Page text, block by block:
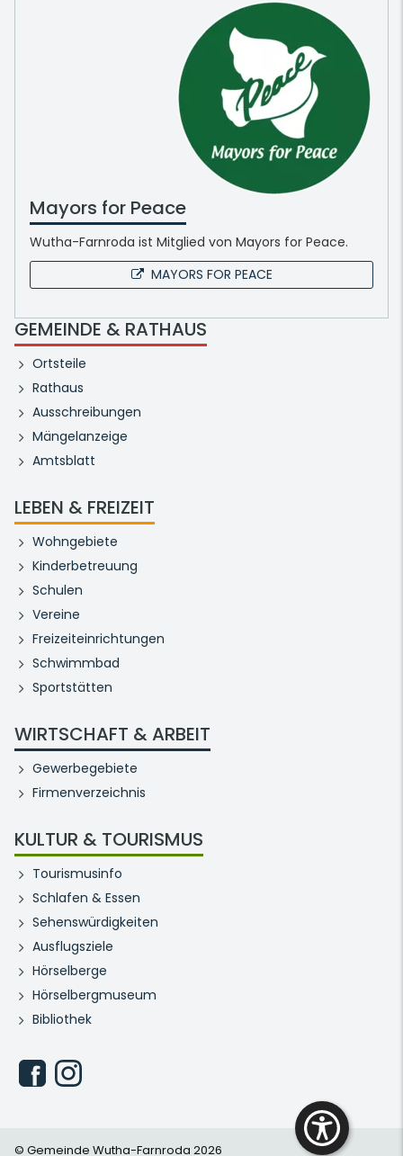
Mayors for Peace
Wutha-Farnroda ist Mitglied von Mayors for Peace.
MAYORS FOR PEACE
GEMEINDE & RATHAUS
Ortsteile
Rathaus
Ausschreibungen
Mängelanzeige
Amtsblatt
LEBEN & FREIZEIT
Wohngebiete
Kinderbetreuung
Schulen
Vereine
Freizeiteinrichtungen
Schwimmbad
Sportstätten
WIRTSCHAFT & ARBEIT
Gewerbegebiete
Firmenverzeichnis
KULTUR & TOURISMUS
Tourismusinfo
Schlafen & Essen
Sehenswürdigkeiten
Ausflugsziele
Hörselberge
Hörselbergmuseum
Bibliothek
© Gemeinde Wutha-Farnroda 2026